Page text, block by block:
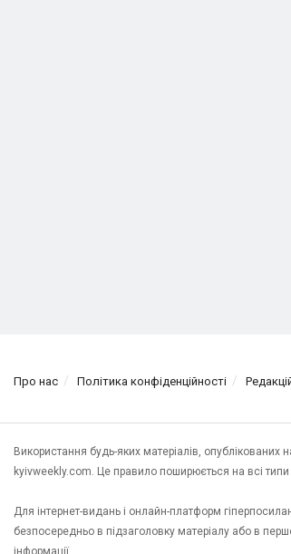
Про нас Політика конфіденційності
Використання будь-яких матеріалів,
kyivweekly.com. Це правило поширюється на всі типи
Для інтернет-видань і онлайн-платформ
безпосередньо в підзаголовку матеріалу або в
інформації.